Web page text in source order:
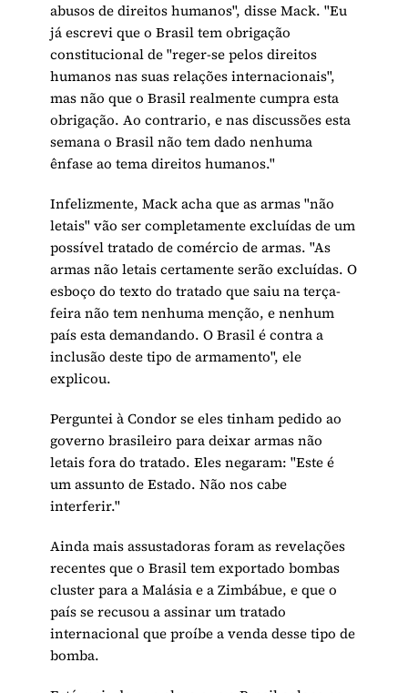
abusos de direitos humanos", disse Mack. "Eu
já escrevi que o Brasil tem obrigação
constitucional de "reger-se pelos direitos
humanos nas suas relações internacionais",
mas não que o Brasil realmente cumpra esta
obrigação. Ao contrario, e nas discussões esta
semana o Brasil não tem dado nenhuma
ênfase ao tema direitos humanos."
Infelizmente, Mack acha que as armas "não
letais" vão ser completamente excluídas de um
possível tratado de comércio de armas. "As
armas não letais certamente serão excluídas. O
esboço do texto do tratado que saiu na terça-
feira não tem nenhuma menção, e nenhum
país esta demandando. O Brasil é contra a
inclusão deste tipo de armamento", ele
explicou.
Perguntei à Condor se eles tinham pedido ao
governo brasileiro para deixar armas não
letais fora do tratado. Eles negaram: "Este é
um assunto de Estado. Não nos cabe
interferir."
Ainda mais assustadoras foram as revelações
recentes que o Brasil tem exportado bombas
cluster para a Malásia e a Zimbábue, e que o
país se recusou a assinar um tratado
internacional que proíbe a venda desse tipo de
bomba.